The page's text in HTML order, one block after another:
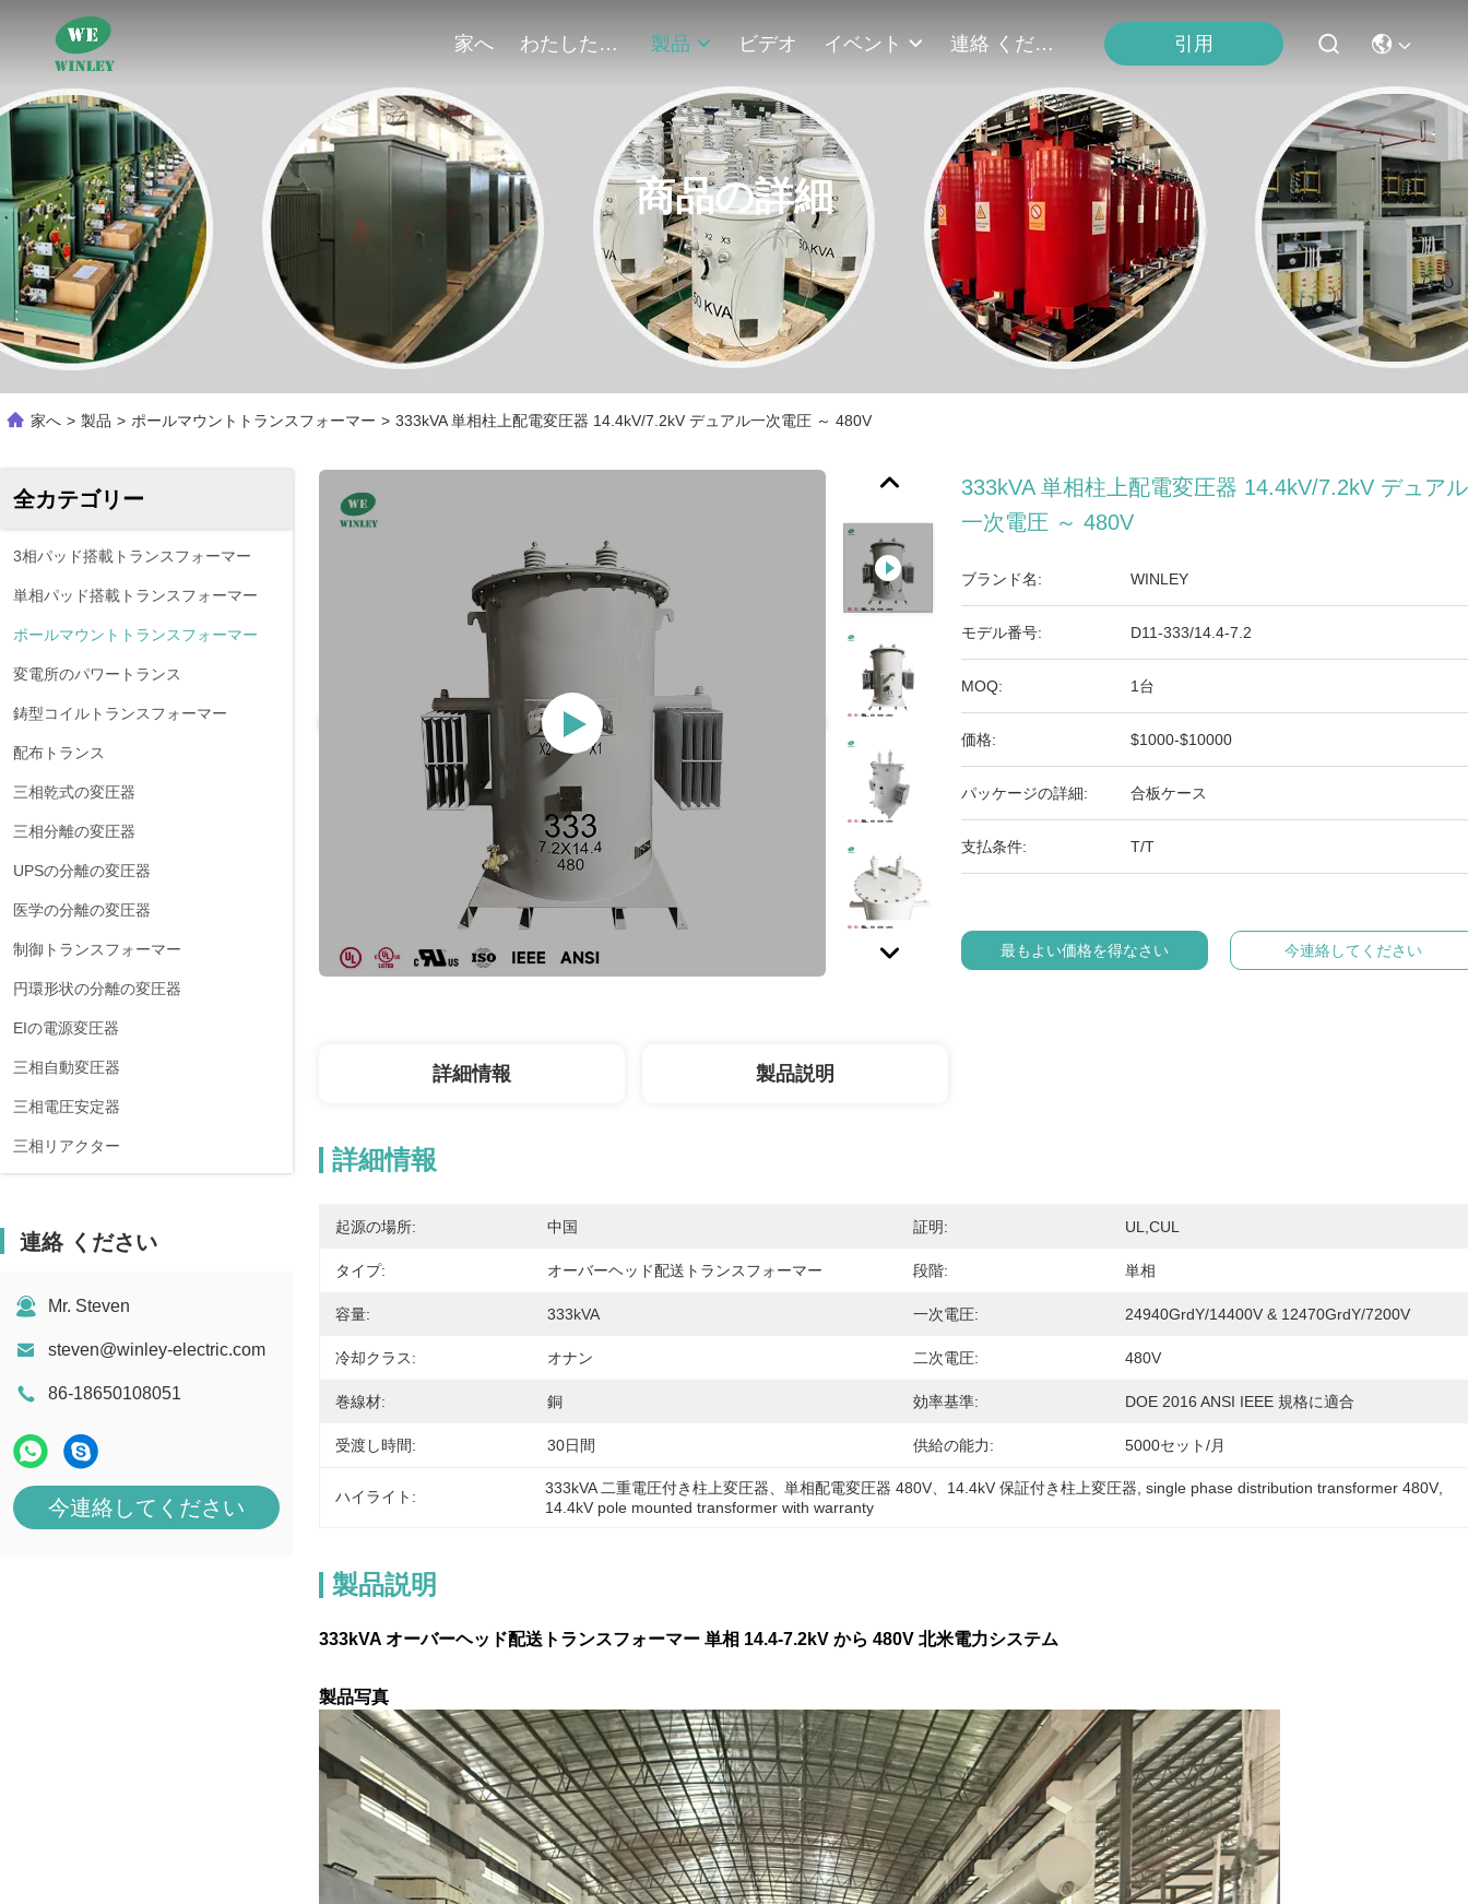
家へ わたしたち に つい て 製品 ビデオ イベント 連絡 ください 引用
商品の詳細
家へ > 製品 > ポールマウントトランスフォーマー > 333kVA 単相柱上配電変圧器 14.4kV/7.2kV デュアル一次電圧 ～ 480V
全カテゴリー
3相パッド搭載トランスフォーマー
単相パッド搭載トランスフォーマー
ポールマウントトランスフォーマー
変電所のパワートランス
鋳型コイルトランスフォーマー
配布トランス
三相乾式の変圧器
三相分離の変圧器
UPSの分離の変圧器
医学の分離の変圧器
制御トランスフォーマー
円環形状の分離の変圧器
EIの電源変圧器
三相自動変圧器
三相電圧安定器
三相リアクター
連絡 ください
Mr. Steven
steven@winley-electric.com
86-18650108051
今連絡してください
333kVA 単相柱上配電変圧器 14.4kV/7.2kV デュアル
一次電圧 ～ 480V
ブランド名: WINLEY
モデル番号: D11-333/14.4-7.2
MOQ: 1台
価格: $1000-$10000
パッケージの詳細: 合板ケース
支払条件: T/T
最もよい価格を得なさい 今連絡してください
詳細情報 製品説明
詳細情報
起源の場所: 中国 証明: UL,cUL
タイプ: オーバーヘッド配送トランスフォーマー 段階: 単相
容量: 333kVA 一次電圧: 24940GrdY/14400V & 12470GrdY/7200V
冷却クラス: オナン 二次電圧: 480V
巻線材: 銅 効率基準: DOE 2016 ANSI IEEE 規格に適合
受渡し時間: 30日間 供給の能力: 5000セット/月
ハイライト: 333kVA 二重電圧付き柱上変圧器、単相配電変圧器 480V、14.4kV 保証付き柱上変圧器 , single phase distribution transformer 480V
14.4kV pole mounted transformer with warranty
製品説明
333kVA オーバーヘッド配送トランスフォーマー 単相 14.4-7.2kV から 480V 北米電力システム
製品写真